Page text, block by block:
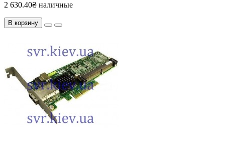
2 630.40₴ наличные
В корзину